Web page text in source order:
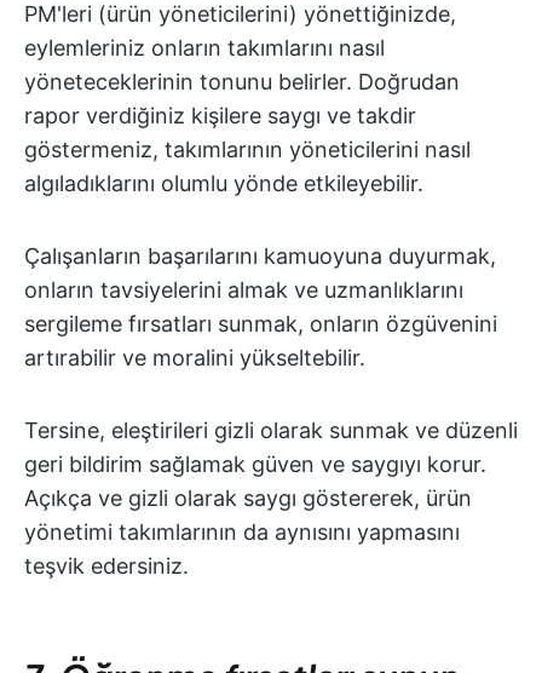
PM'leri (ürün yöneticilerini) yönettiğinizde,
eylemleriniz onların takımlarını nasıl
yöneteceklerinin tonunu belirler. Doğrudan
rapor verdiğiniz kişilere saygı ve takdir
göstermeniz, takımlarının yöneticilerini nasıl
algıladıklarını olumlu yönde etkileyebilir.
Çalışanların başarılarını kamuoyuna duyurmak,
onların tavsiyelerini almak ve uzmanlıklarını
sergileme fırsatları sunmak, onların özgüvenini
artırabilir ve moralini yükseltebilir.
Tersine, eleştirileri gizli olarak sunmak ve düzenli
geri bildirim sağlamak güven ve saygıyı korur.
Açıkça ve gizli olarak saygı göstererek, ürün
yönetimi takımlarının da aynısını yapmasını
teşvik edersiniz.